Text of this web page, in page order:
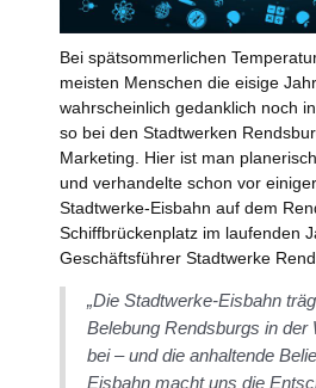
Bei spätsommerlichen
meisten Menschen die eisige
wahrscheinlich gedanklich noch
so bei den Stadtwerken
Marketing. Hier ist man
und verhandelte schon vor
Stadtwerke-Eisbahn auf dem
Schiffbrückenplatz im laufenden
Geschäftsführer Stadtwerke
„Die Stadtwerke-Eisbahn
Belebung Rendsburgs in der
bei – und die anhaltende
Eisbahn macht uns die